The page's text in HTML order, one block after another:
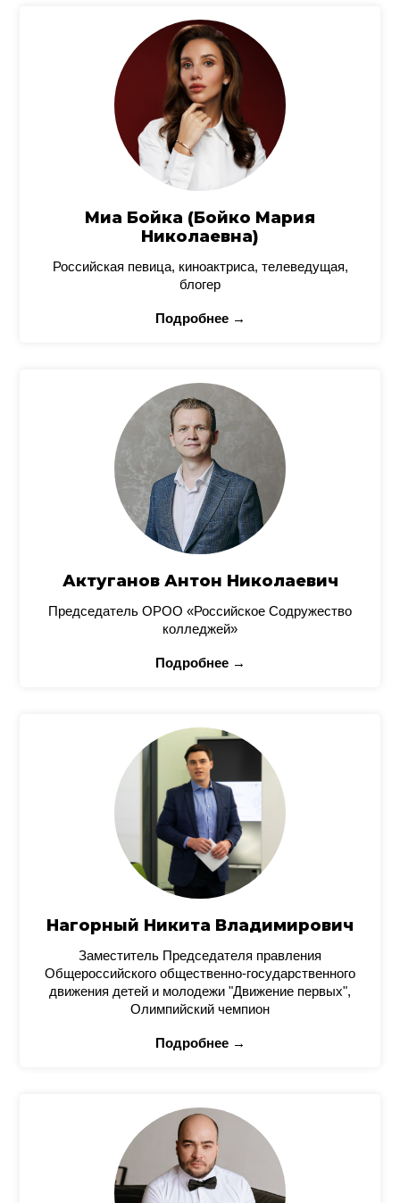
Миа Бойка (Бойко Мария
Николаевна)
Российская певица, киноактриса, телеведущая,
блогер
Подробнее →
Актуганов Антон Николаевич
Председатель ОРОО «Российское Содружество
колледжей»
Подробнее →
Нагорный Никита Владимирович
Заместитель Председателя правления
Общероссийского общественно-государственного
движения детей и молодежи "Движение первых",
Олимпийский чемпион
Подробнее →